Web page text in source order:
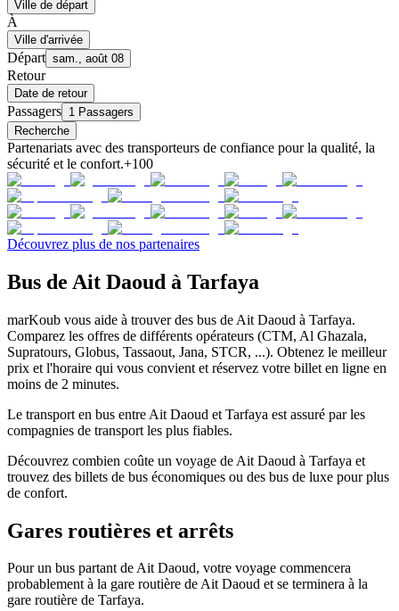
Ville de départ
À
Ville d'arrivée
Départ sam., août 08
Retour
Date de retour
Passagers 1 Passagers
Recherche
Partenariats avec des transporteurs de confiance pour la qualité, la
sécurité et le confort.+100
Découvrez plus de nos partenaires
Bus de Ait Daoud à Tarfaya
marKoub vous aide à trouver des bus de Ait Daoud à Tarfaya.
Comparez les offres de différents opérateurs (CTM, Al Ghazala,
Supratours, Globus, Tassaout, Jana, STCR, ...). Obtenez le meilleur
prix et l'horaire qui vous convient et réservez votre billet en ligne en
moins de 2 minutes.
Le transport en bus entre Ait Daoud et Tarfaya est assuré par les
compagnies de transport les plus fiables.
Découvrez combien coûte un voyage de Ait Daoud à Tarfaya et
trouvez des billets de bus économiques ou des bus de luxe pour plus
de confort.
Gares routières et arrêts
Pour un bus partant de Ait Daoud, votre voyage commencera
probablement à la gare routière de Ait Daoud et se terminera à la
gare routière de Tarfaya.